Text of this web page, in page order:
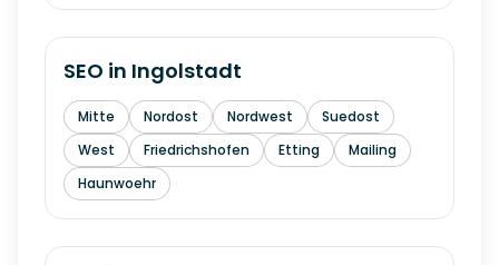
SEO in Ingolstadt
Mitte Nordost Nordwest
Suedost
West
Friedrichshofen Etting
Mailing
Haunwoehr